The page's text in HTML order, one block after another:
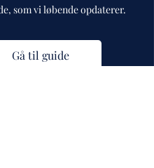
som vi løbende opdaterer.
Gå til guide